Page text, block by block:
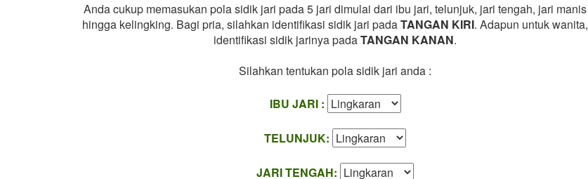
Anda cukup memasukan pola sidik jari pada 5 jari dimulai dari ibu jari, telunjuk, jari tengah, jari manis
hingga kelingking. Bagi pria, silahkan identifikasi sidik jari padaTANGAN KIRI. Adapun untuk wanita,
identifikasi sidik jarinya padaTANGAN KANAN.
Silahkan tentukan pola sidik jari anda :
IBU JARI :
TELUNJUK:
JARI TENGAH: